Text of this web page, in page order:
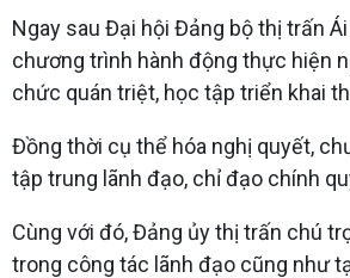
Ngay sau Đại hội Đảng bộ thị trấn
chương trình hành động thực hiện
chức quán triệt, học tập triển khai
Đồng thời cụ thể hóa nghị quyết,
tập trung lãnh đạo, chỉ đạo chính
Cùng với đó, Đảng ủy thị trấn chú
trong công tác lãnh đạo cũng như